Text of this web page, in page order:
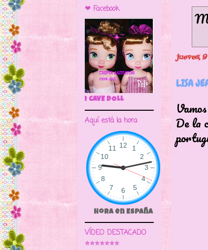
jueves,
LISA
De la
❤ Facebook
🌼CRIPTA ANIMATOR CAVE
Aquí está la hora
Hora en España
VÍDEO DESTACADO
⭐⭐⭐⭐⭐⭐⭐